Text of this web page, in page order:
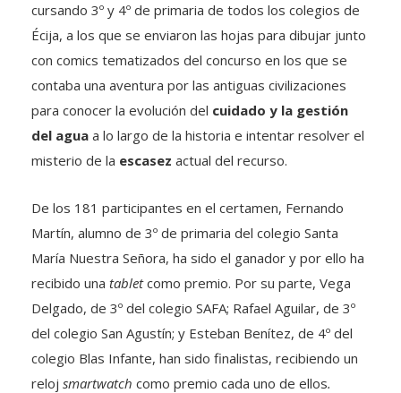
cursando 3º y 4º de primaria de todos los colegios de
Écija, a los que se enviaron las hojas para dibujar junto
con comics tematizados del concurso en los que se
contaba una aventura por las antiguas civilizaciones
para conocer la evolución del cuidado y la gestión
del agua a lo largo de la historia e intentar resolver el
misterio de la escasez actual del recurso.
De los 181 participantes en el certamen, Fernando
Martín, alumno de 3º de primaria del colegio Santa
María Nuestra Señora, ha sido el ganador y por ello ha
recibido una tabletcomo premio. Por su parte, Vega
Delgado, de 3º del colegio SAFA; Rafael Aguilar, de 3º
del colegio San Agustín; y Esteban Benítez, de 4º del
colegio Blas Infante, han sido finalistas, recibiendo un
reloj smartwatch como premio cada uno de ellos.